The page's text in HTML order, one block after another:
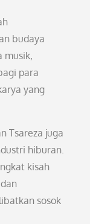
budaya
musik,
para
yang
Tsareza juga
hiburan.
kisah
sosok